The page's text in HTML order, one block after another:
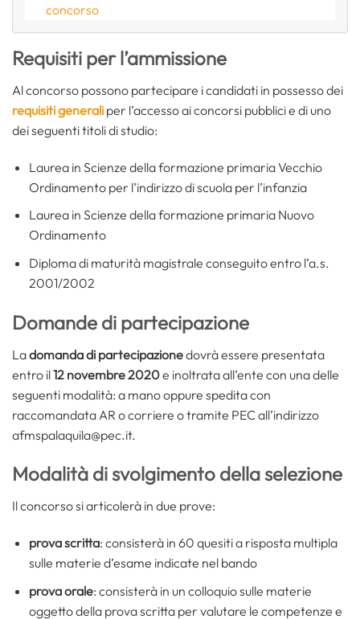
concorso
Requisiti per l’ammissione
Al concorso possono partecipare i candidati in possesso dei
requisiti generali per l’accesso ai concorsi pubblici e di uno
dei seguenti titoli di studio:
Laurea in Scienze della formazione primaria Vecchio
Ordinamento per l’indirizzo di scuola per l’infanzia
Laurea in Scienze della formazione primaria Nuovo
Ordinamento
Diploma di maturità magistrale conseguito entro l’a.s.
2001/2002
Domande di partecipazione
Ladomanda di partecipazionedovrà essere presentata
entro il12 novembre 2020e inoltrata all’ente con una delle
seguenti modalità: a mano oppure spedita con
raccomandata AR o corriere o tramite PEC all’indirizzo
afmspalaquila@pec.it.
Modalità di svolgimento della selezione
Il concorso si articolerà in due prove:
prova scritta: consisterà in 60 quesiti a risposta multipla
sulle materie d’esame indicate nel bando
prova orale: consisterà in un colloquio sulle materie
oggetto della prova scritta per valutare le competenze e